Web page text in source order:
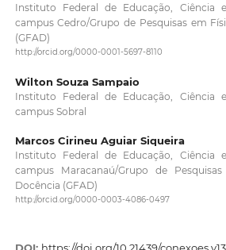
Instituto Federal de Educação, Ciência
campus Cedro/Grupo de Pesquisas em
(GFAD)
http://orcid.org/0000-0001-5697-8110
Wilton Souza Sampaio
Instituto Federal de Educação, Ciência
campus Sobral
Marcos Cirineu Aguiar Siqueira
Instituto Federal de Educação, Ciência
campus Maracanaú/Grupo de
Docência (GFAD)
http://orcid.org/0000-0003-4086-0497
DOI: https://doi.org/10.21439/